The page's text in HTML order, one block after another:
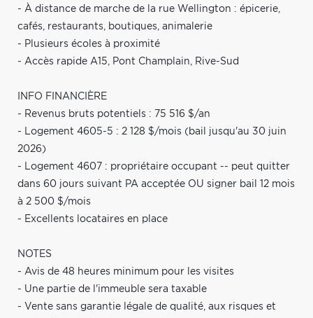
- À distance de marche de la rue Wellington : épicerie,
cafés, restaurants, boutiques, animalerie
- Plusieurs écoles à proximité
- Accès rapide A15, Pont Champlain, Rive-Sud
INFO FINANCIÈRE
- Revenus bruts potentiels : 75 516 $/an
- Logement 4605-5 : 2 128 $/mois (bail jusqu'au 30 juin
2026)
- Logement 4607 : propriétaire occupant -- peut quitter
dans 60 jours suivant PA acceptée OU signer bail 12 mois
à 2 500 $/mois
- Excellents locataires en place
NOTES
- Avis de 48 heures minimum pour les visites
- Une partie de l'immeuble sera taxable
- Vente sans garantie légale de qualité, aux risques et